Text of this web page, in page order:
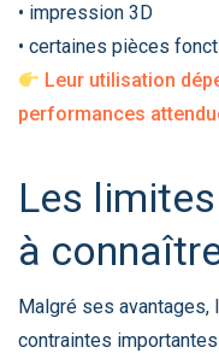
• impression 3D
• certaines pièces
Leur utilisation
performances
Les
à
Malgré ses
contraintes importantes